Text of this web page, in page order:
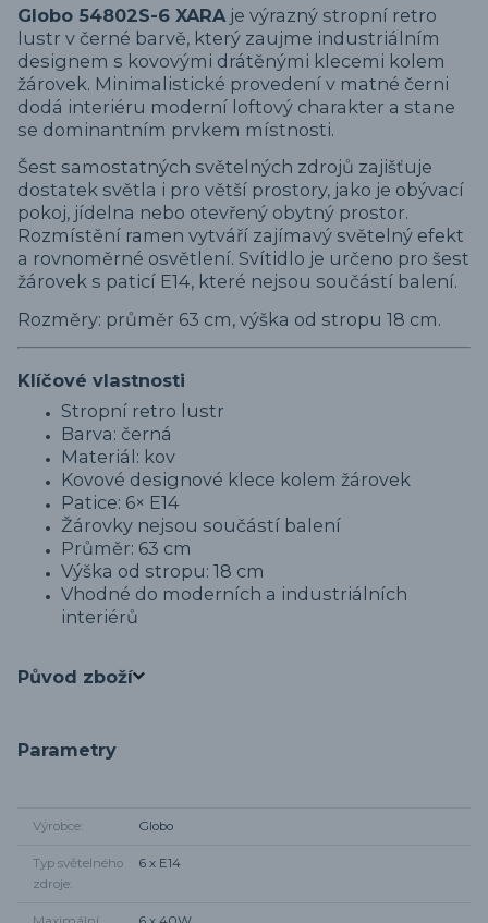
Globo 54802S-6 XARA je výrazný stropní retro
lustr v černé barvě, který zaujme industriálním
designem s kovovými drátěnými klecemi kolem
žárovek. Minimalistické provedení v matné černi
dodá interiéru moderní loftový charakter a stane
se dominantním prvkem místnosti.
Šest samostatných světelných zdrojů zajišťuje
dostatek světla i pro větší prostory, jako je obývací
pokoj, jídelna nebo otevřený obytný prostor.
Rozmístění ramen vytváří zajímavý světelný efekt
a rovnoměrné osvětlení. Svítidlo je určeno pro šest
žárovek s paticí E14, které nejsou součástí balení.
Rozměry: průměr 63 cm, výška od stropu 18 cm.
Klíčové vlastnosti
Stropní retro lustr
Barva: černá
Materiál: kov
Kovové designové klece kolem žárovek
Patice: 6× E14
Žárovky nejsou součástí balení
Průměr: 63 cm
Výška od stropu: 18 cm
Vhodné do moderních a industriálních
interiérů
Původ zboží
Parametry
Výrobce Globo
Typ světelného
zdroje
6 x E14